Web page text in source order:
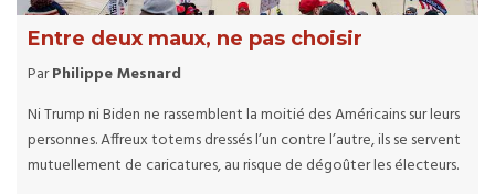
Entre deux maux, ne pas choisir
ParPhilippe Mesnard
Ni Trump ni Biden ne rassemblent la moitié des Américains sur leurs
personnes. Affreux totems dressés l’un contre l’autre, ils se servent
mutuellement de caricatures, au risque de dégoûter les électeurs.